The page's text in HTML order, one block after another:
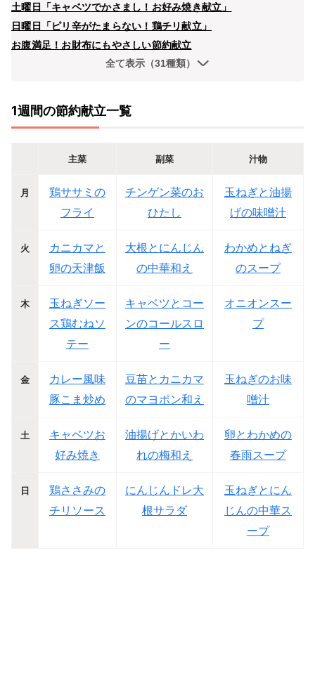
土曜日「キャベツでかさまし！お好み焼き献立」
日曜日「ピリ辛がたまらない！鶏チリ献立」
お腹満足！お財布にもやさしい節約献立
全て表示（31種類）
1週間の節約献立一覧
主菜 副菜 汁物
月
鶏ササミの
フライ
チンゲン菜のお
ひたし
玉ねぎと油揚
げの味噌汁
火
カニカマと
卵の天津飯
大根とにんじん
の中華和え
わかめとねぎ
のスープ
木
玉ねぎソー
ス鶏むねソ
テー
キャベツとコー
ンのコールスロ
ー
オニオンスー
プ
金
カレー風味
豚こま炒め
豆苗とカニカマ
のマヨポン和え
玉ねぎのお味
噌汁
土
キャベツお
好み焼き
油揚げとかいわ
れの梅和え
卵とわかめの
春雨スープ
日
鶏ささみの
チリソース
にんじんドレ大
根サラダ
玉ねぎとにん
じんの中華ス
ープ